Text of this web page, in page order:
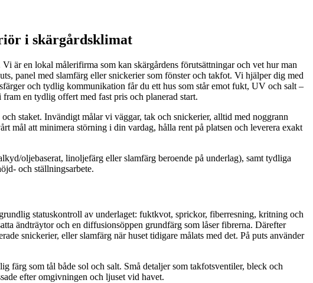
i skärgårdsklimat
är en lokal målerifirma som kan skärgårdens förutsättningar och vet hur man
panel med slamfärg eller snickerier som fönster och takfot. Vi hjälper dig med
och tydlig kommunikation får du ett hus som står emot fukt, UV och salt –
en tydlig offert med fast pris och planerad start.
staket. Invändigt målar vi väggar, tak och snickerier, alltid med noggrann
mål att minimera störning i din vardag, hålla rent på platsen och leverera exakt
oljebaserat, linoljefärg eller slamfärg beroende på underlag), samt tydliga
och ställningsarbete.
statuskontroll av underlaget: fuktkvot, sprickor, fiberresning, kritning och
ändträytor och en diffusionsöppen grundfärg som låser fibrerna. Därefter
snickerier, eller slamfärg när huset tidigare målats med det. På puts använder
färg som tål både sol och salt. Små detaljer som takfotsventiler, bleck och
efter omgivningen och ljuset vid havet.